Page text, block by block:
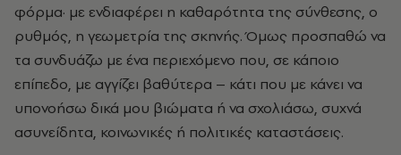
φόρμα· με ενδιαφέρει η καθαρότητα της σύνθεσης, ο
ρυθμός, η γεωμετρία της σκηνής. Όμως προσπαθώ να
τα συνδυάζω με ένα περιεχόμενο που, σε κάποιο
επίπεδο, με αγγίζει βαθύτερα – κάτι που με κάνει να
υπονοήσω δικά μου βιώματα ή να σχολιάσω, συχνά
ασυνείδητα, κοινωνικές ή πολιτικές καταστάσεις.